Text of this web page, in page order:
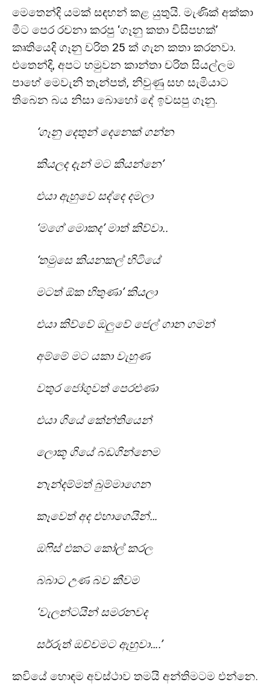
මෙතෙන්දි යමක් සඳහන් කළ යුතුයි. මැණික් අක්කා
මීට පෙර රචනා කරපු ‘ගෑනු කතා විසිපහක්’
කෘතියෙදි ගෑනු චරිත 25 ක් ගැන කතා කරනවා.
එතෙන්දි, අපට හමුවන කාන්තා චරිත සියල්ලම
පාහේ මෙවැනි තැන්පත්, නිවුණු සහ සැමියාට
තිබෙන බය නිසා බොහෝ දේ ඉවසපු ගෑනු.
‘ගෑනු දෙතුන් දෙනෙක් ගන්න
කියලද දැන් මට කියන්නෙ’
එයා ඇහුවෙ සද්දෙ දමලා
‘මගේ මොකද’ මාත් කිව්වා..
‘තමුසෙ කියනකල් හිටියේ
මටත් ඕක හිතුණා’ කියලා
එයා කිව්වේ ඔලුවේ ජෙල් ගාන ගමන්
අම්මේ මට යකා වැහුණ
වතුර ජෝගුවත් පෙරළුණා
එයා ගියේ කේන්තියෙන්
ලොකූ ගියේ බඩගින්නෙම
නැන්දම්මත් බුම්මාගෙන
කෑවෙත් අද එහාගෙයින්…
ඔෆිස් එකට කෝල් කරල
බබාට උණ බව කීවම
‘වැලන්ටයින් සමරනවද
සර්රුත් ඔච්චමට ඇහුවා….’
කවියේ හොඳම අවස්ථාව තමයි අන්තිමටම එන්නෙ.